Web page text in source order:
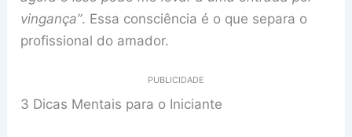
vingança”. Essa consciência é o que separa o
profissional do amador.
PUBLICIDADE
3 Dicas Mentais para o Iniciante